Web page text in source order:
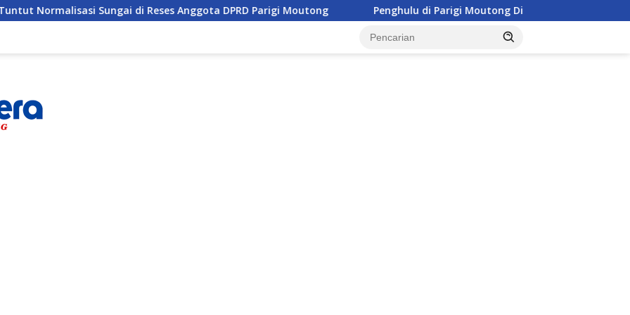
di Reses Anggota DPRD Parigi Moutong Penghulu di Parigi Moutong Diminta Aktif Cegah Perceraian dan KDRT